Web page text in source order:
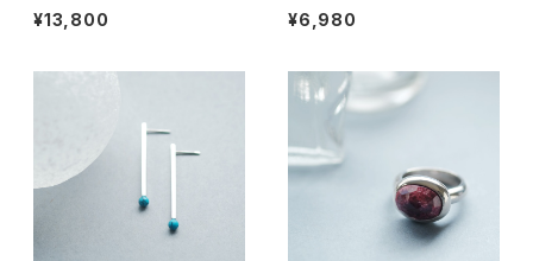
¥13,800 ¥6,980